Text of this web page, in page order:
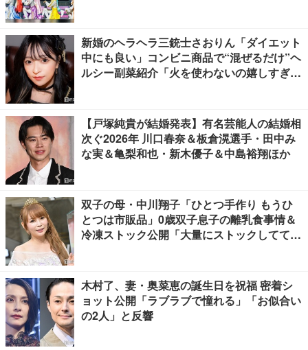
新婚のヘラヘラ三銃士さおりん「ダイエット
中にも良い」コンビニ商品で“混ぜるだけ”ヘ
ルシー副菜紹介「火を使わないの嬉しすぎ
【戸塚純貴が結婚発表】有名芸能人の結婚相
次ぐ2026年 川口春奈＆板倉滉選手・田中み
な実＆亀梨和也・新木優子＆中島裕翔ほか
双子の母・中川翔子「ひとつ手作り もうひ
とつは市販品」0歳双子息子の離乳食事情＆
冷凍ストック公開「大量にストックしてて尊
木村了、妻・奥菜恵の誕生日を祝福 密着シ
ョット公開「ラブラブで憧れる」「お似合い
の2人」と反響